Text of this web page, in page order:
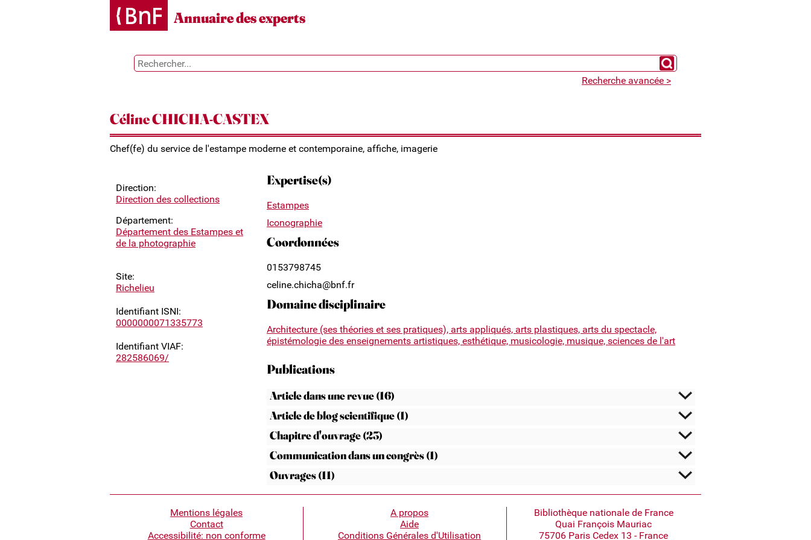
Annuaire des experts
Chercher un expert
Recherche avancée >
Céline CHICHA-CASTEX
Chef(fe) du service de l'estampe moderne et contemporaine, affiche, imagerie
Direction:
Direction des collections
Département:
Département des Estampes et
de la photographie
Site:
Richelieu
Identifiant ISNI:
0000000071335773
Identifiant VIAF:
282586069/
Expertise(s)
Estampes
Iconographie
Coordonnées
0153798745
celine.chicha@bnf.fr
Domaine disciplinaire
Architecture (ses théories et ses pratiques), arts appliqués, arts plastiques, arts du spectacle,
épistémologie des enseignements artistiques, esthétique, musicologie, musique, sciences de l'art
Publications
Article dans une revue (16)
Article de blog scientifique (1)
Chapitre d'ouvrage (23)
Communication dans un congrès (1)
Ouvrages (11)
Mentions légales
Contact
Accessibilité: non conforme
A propos
Aide
Conditions Générales d'Utilisation
Bibliothèque nationale de France
Quai François Mauriac
75706 Paris Cedex 13 - France